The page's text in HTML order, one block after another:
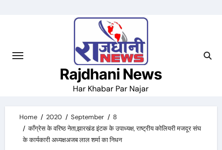
Rajdhani News
Har Khabar Par Najar
Home 2020 September
8
काँग्रेस के वरिष्ठ नेता,झारखंड इंटक के उपाध्यक्ष, राष्ट्रीय कोलियरी मजदूर संघ
के कार्यकारी अध्यक्षअजब लाल शर्मा का निधन